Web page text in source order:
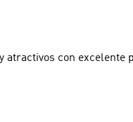
atractivos con